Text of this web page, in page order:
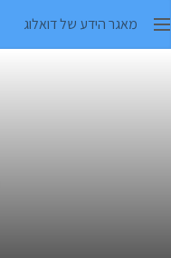
מאגר הידע של דואלוג